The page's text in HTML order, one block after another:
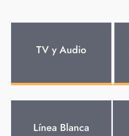
TV y Audio
Línea Blanca